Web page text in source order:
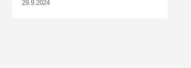
29.9.2024